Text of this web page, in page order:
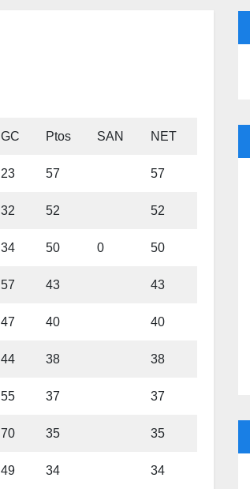
GC Ptos SAN NET
23 57 57
32 52 52
34 50 0 50
57 43 43
47 40 40
44 38 38
55 37 37
70 35 35
49 34 34